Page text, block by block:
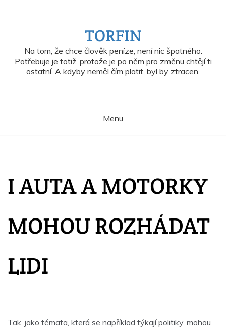
TORFIN
Na tom, že chce člověk peníze, není nic špatného.
Potřebuje je totiž, protože je po něm pro změnu chtějí ti
ostatní. A kdyby neměl čím platit, byl by ztracen.
Menu
I AUTA A MOTORKY
MOHOU ROZHÁDAT
LIDI
Tak, jako témata, která se například týkají politiky, mohou